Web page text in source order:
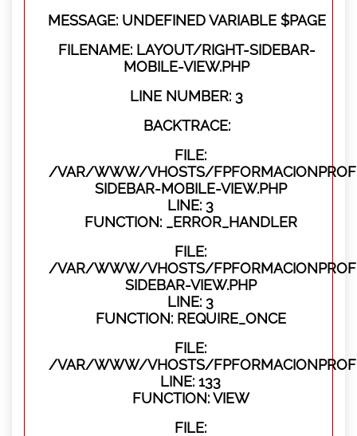
MESSAGE: UNDEFINED VARIABLE $PAGE
FILENAME: LAYOUT/RIGHT-SIDEBAR-
MOBILE-VIEW.PHP
LINE NUMBER: 3
BACKTRACE:
FILE:
/VAR/WWW/VHOSTS/
SIDEBAR-MOBILE-VIEW.PHP
LINE: 3
FUNCTION: _ERROR_HANDLER
FILE:
/VAR/WWW/VHOSTS/
SIDEBAR-VIEW.PHP
LINE: 3
FUNCTION: REQUIRE_ONCE
FILE:
/VAR/WWW/VHOSTS/
LINE: 133
FUNCTION: VIEW
FILE: